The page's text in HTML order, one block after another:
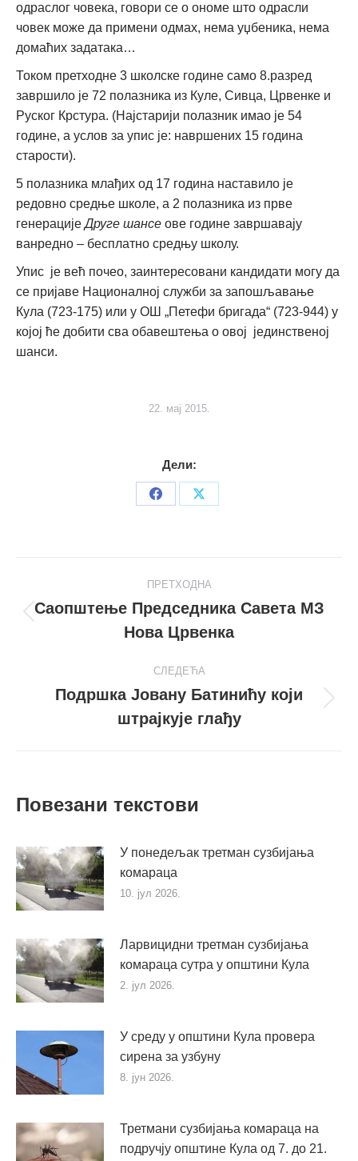
одраслог човека, говори се о ономе што одрасли
човек може да примени одмах, нема уџбеника, нема
домаћих задатака…
Током претходне 3 школске године само 8.разред
завршило је 72 полазника из Куле, Сивца, Црвенке и
Руског Крстура. (Најстарији полазник имао је 54
године, а услов за упис је: навршених 15 година
старости).
5 полазника млађих од 17 година наставило је
редовно средње школе, а 2 полазника из прве
генерацијеДруге шансе ове године завршавају
ванредно – бесплатно средњу школу.
Упис је већ почео, заинтересовани кандидати могу да
се пријаве Националној служби за запошљавање
Кула (723-175) или у ОШ „Петефи бригада“ (723-944) у
којој ће добити сва обавештења о овој јединственој
шанси.
22. мај 2015.
Дели:
Share
Share
navigation
ПРЕТХОДНА
Претходни
пост
Саопштење Председника Савета МЗ
Нова Црвенка
СЛЕДЕЋА
Следећи
пост
Подршка Јовану Батинићу који
штрајкује глађу
Повезани текстови
У понедељак третман сузбијања
комараца
10. јул 2026.
Ларвицидни третман сузбијања
комараца сутра у општини Кула
2. јул 2026.
У среду у општини Кула провера
сирена за узбуну
8. јун 2026.
Третмани сузбијања комараца на
подручју општине Кула од 7. до 21.